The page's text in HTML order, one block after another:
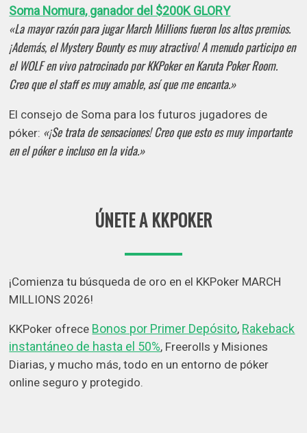
Soma Nomura, ganador del $200K GLORY
«La mayor razón para jugar March Millions fueron los altos premios.
¡Además, el Mystery Bounty es muy atractivo! A menudo participo en
el WOLF en vivo patrocinado por KKPoker en Karuta Poker Room.
Creo que el staff es muy amable, así que me encanta.»
El consejo de Soma para los futuros jugadores de
póker: «¡Se trata de sensaciones! Creo que esto es muy importante
en el póker e incluso en la vida.»
ÚNETE A KKPOKER
¡Comienza tu búsqueda de oro en el KKPoker MARCH
MILLIONS 2026!
KKPoker ofrece Bonos por Primer Depósito, Rakeback
instantáneo de hasta el 50%, Freerolls y Misiones
Diarias, y mucho más, todo en un entorno de póker
online seguro y protegido.